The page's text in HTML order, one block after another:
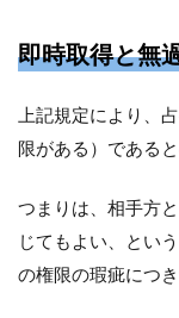
即時取得と無
上記規定により、
限がある）である
つまりは、相手方
じてもよい、とい
の権限の瑕疵につ